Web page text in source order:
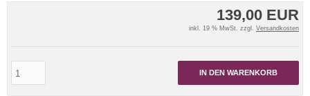
139,00 EUR
inkl. 19 % MwSt. zzgl. Versandkosten
IN DEN WARENKORB